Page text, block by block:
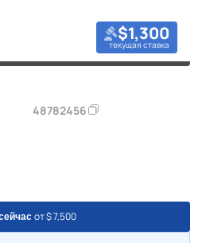
$1,300
текущая ставка
48782456
от $ 7,500